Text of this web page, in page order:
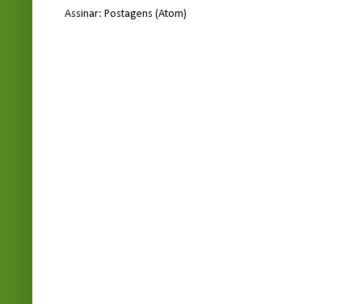
Assinar: Postagens (Atom)